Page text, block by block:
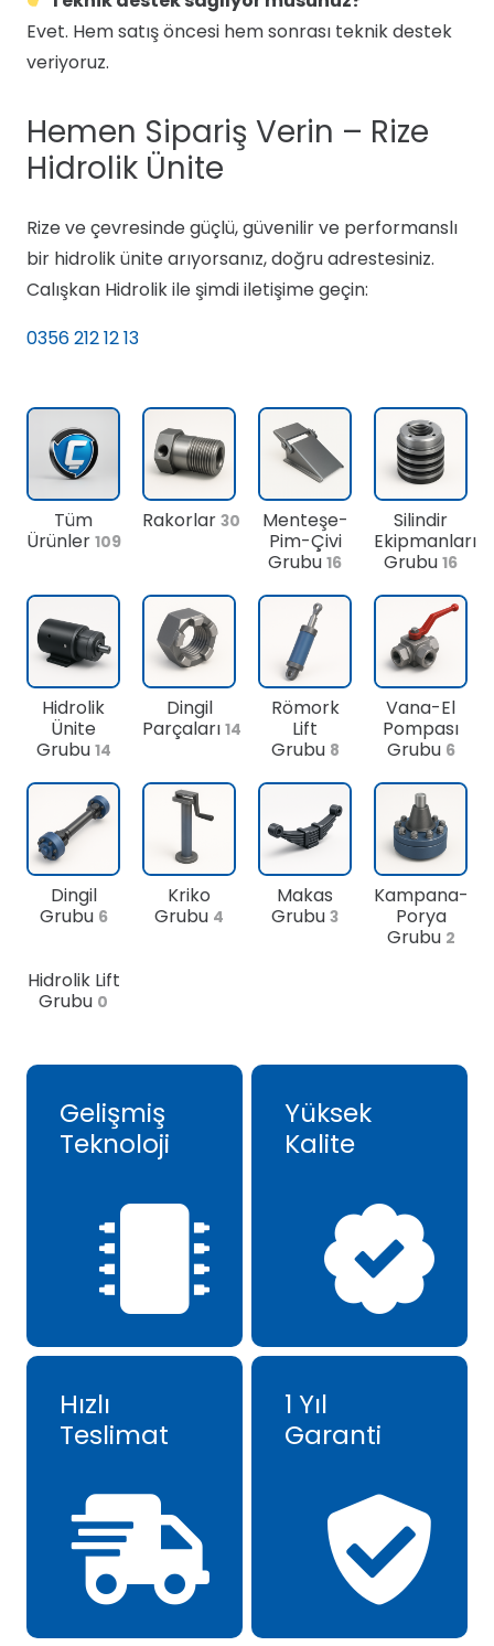
Evet. Hem satış öncesi hem sonrası teknik destek
veriyoruz.
Hemen Sipariş Verin – Rize
Hidrolik Ünite
Rize ve çevresinde güçlü, güvenilir ve performanslı
bir hidrolik ünite arıyorsanız, doğru adrestesiniz.
Calışkan Hidrolik ile şimdi iletişime geçin:
0356 212 12 13
Tüm
Ürünler 109
Rakorlar 30
Menteşe-
Pim-Çivi
Grubu 16
Silindir
Ekipmanları
Grubu 16
Hidrolik
Ünite
Grubu 14
Dingil
Parçaları 14
Römork
Lift
Grubu 8
Vana-El
Pompası
Grubu 6
Dingil
Grubu 6
Kriko
Grubu 4
Makas
Grubu 3
Kampana-
Porya
Grubu 2
Hidrolik Lift
Grubu 0
Gelişmiş
Teknoloji
Yüksek
Kalite
Hızlı
Teslimat
1 Yıl
Garanti